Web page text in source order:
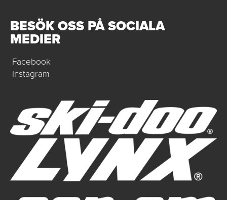
BESÖK OSS PÅ SOCIALA
MEDIER
Facebook
Instagram